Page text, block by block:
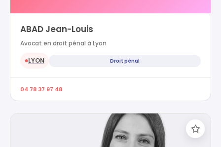
ABAD Jean-Louis
Avocat en droit pénal à Lyon
●LYON Droit pénal
04 78 37 97 48